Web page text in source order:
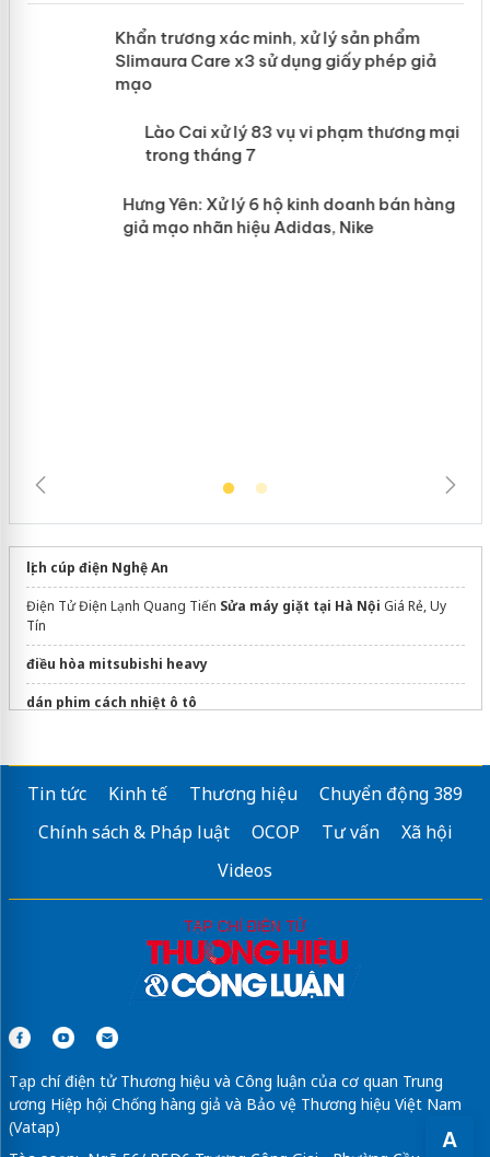
A
Khẩn trương xác minh, xử lý sản phẩm
Slimaura Care x3 sử dụng giấy phép giả
mạo
Lào Cai xử lý 83 vụ vi phạm thương
mại trong tháng 7
lịch cúp điện Nghệ An
Điện Tử Điện Lạnh Quang Tiến Sửa máy giặt tại Hà Nội Giá Rẻ, Uy
Tín
điều hòa mitsubishi heavy
dán phim cách nhiệt ô tô
Tin tức Kinh tế Thương hiệu
Chuyển động 389
Chính sách & Pháp luật
OCOP Tư vấn
Xã hội
Videos
Tạp chí điện tử Thương hiệu và Công luận của cơ quan Trung
ương Hiệp hội Chống hàng giả và Bảo vệ Thương hiệu Việt Nam
(Vatap)